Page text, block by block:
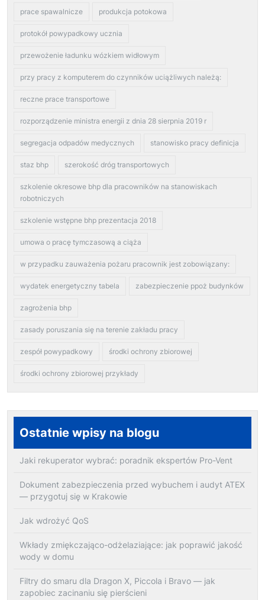
prace spawalnicze produkcja potokowa
protokół powypadkowy ucznia
przewożenie ładunku wózkiem widłowym
przy pracy z komputerem do czynników uciążliwych należą:
reczne prace transportowe
rozporządzenie ministra energii z dnia 28 sierpnia 2019 r
segregacja odpadów medycznych stanowisko pracy definicja
staz bhp szerokość dróg transportowych
szkolenie okresowe bhp dla pracowników na stanowiskach
robotniczych
szkolenie wstępne bhp prezentacja 2018
umowa o pracę tymczasową a ciąża
w przypadku zauważenia pożaru pracownik jest zobowiązany:
wydatek energetyczny tabela zabezpieczenie ppoż budynków
zagrożenia bhp
zasady poruszania się na terenie zakładu pracy
zespół powypadkowy środki ochrony zbiorowej
środki ochrony zbiorowej przykłady
Ostatnie wpisy na blogu
Jaki rekuperator wybrać: poradnik ekspertów Pro-Vent
Dokument zabezpieczenia przed wybuchem i audyt ATEX
— przygotuj się w Krakowie
Jak wdrożyć QoS
Wkłady zmiękczająco-odżelaziające: jak poprawić jakość
wody w domu
Filtry do smaru dla Dragon X, Piccola i Bravo — jak
zapobiec zacinaniu się pierścieni